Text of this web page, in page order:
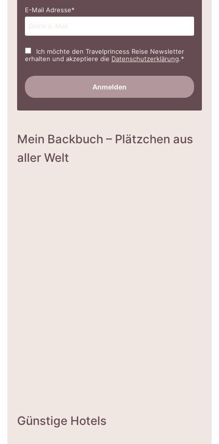
E-Mail Adresse*
Ich möchte den Travelprincess Reise Newsletter
erhalten und akzeptiere die Datenschutzerklärung.*
Mein Backbuch – Plätzchen aus
aller Welt
Günstige Hotels